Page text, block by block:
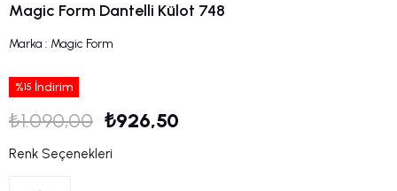
Magic Form Dantelli Külot 748
Marka : Magic Form
%15 İndirim
₺1.090,00 ₺926,50
Renk Seçenekleri